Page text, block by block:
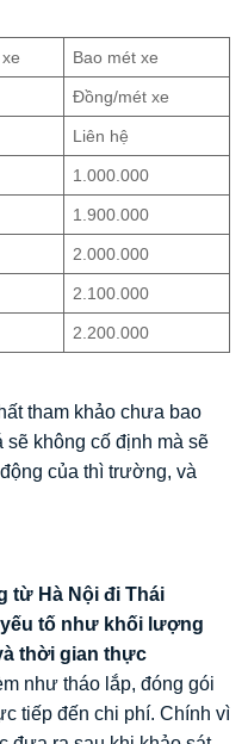
Bao mét xe
Đồng/mét xe
Liên hệ
1.000.000
1.900.000
2.000.000
2.100.000
2.200.000
tham khảo chưa bao
sẽ không cố định mà sẽ
của thì trường, và
từ Hà Nội đi Thái
tố như khối lượng
thời gian thực
như tháo lắp, đóng gói
tiếp đến chi phí. Chính vì